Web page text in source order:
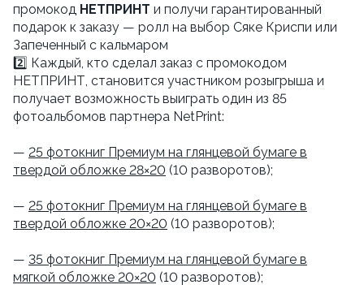
промокод НЕТПРИНТ и получи гарантированный
подарок к заказу — ролл на выбор Сяке Криспи или
Запеченный с кальмаром
2️⃣ Каждый, кто сделал заказ с промокодом
НЕТПРИНТ, становится участником розыгрыша и
получает возможность выиграть один из 85
фотоальбомов партнера NetPrint:
— 25 фотокниг Премиум на глянцевой бумаге в
твердой обложке 28×20 (10 разворотов);
— 25 фотокниг Премиум на глянцевой бумаге в
твердой обложке 20×20 (10 разворотов);
— 35 фотокниг Премиум на глянцевой бумаге в
мягкой обложке 20×20 (10 разворотов);